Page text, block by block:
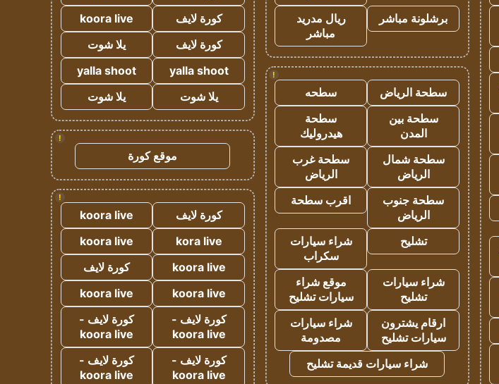
برشلونة مباشر
ريال مدريد
مباشر
!
سطحة الرياض
سطحه
سطحة بين
المدن
سطحة
هيدروليك
سطحة شمال
الرياض
سطحة غرب
الرياض
سطحة جنوب
الرياض
اقرب سطحة
تشليح
شراء سيارات
سكراب
شراء سيارات
تشليح
موقع شراء
سيارات تشليح
ارقام يشترون
سيارات تشليح
شراء سيارات
مصدومة
شراء سيارات قديمة تشليح
كورة لايف
koora live
كورة لايف
يلا شوت
yalla shoot
yalla shoot
يلا شوت
يلا شوت
!
موقع كورة
!
كورة لايف
koora live
kora live
koora live
koora live
كورة لايف
koora live
koora live
كورة لايف -
koora live
كورة لايف -
koora live
كورة لايف -
koora live
كورة لايف -
koora live